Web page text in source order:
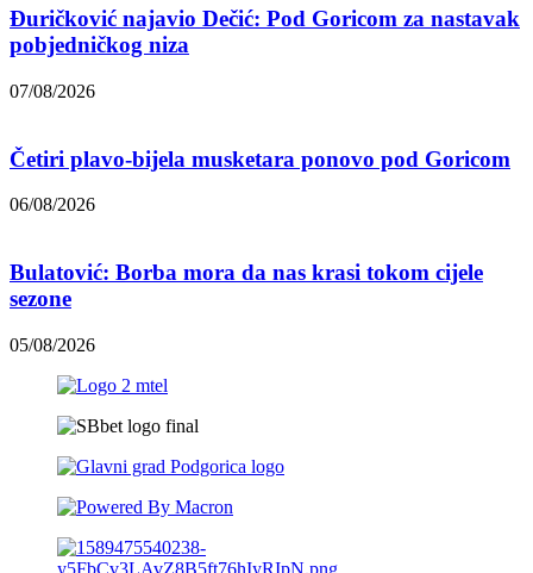
Đuričković najavio Dečić: Pod Goricom za nastavak
pobjedničkog niza
07/08/2026
Četiri plavo-bijela musketara ponovo pod Goricom
06/08/2026
Bulatović: Borba mora da nas krasi tokom cijele
sezone
05/08/2026